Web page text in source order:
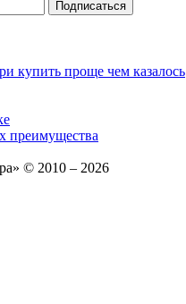
купить проще чем казалось
преимущества
© 2010 – 2026